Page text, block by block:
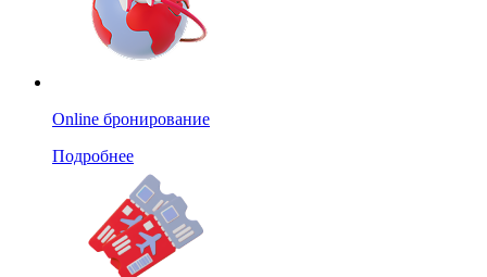
Online бронирование
Подробнее